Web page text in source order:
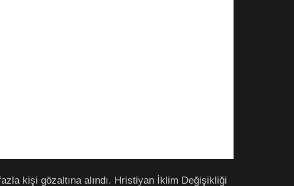
kişi gözaltına alındı. Hristiyan İklim Değişikliği